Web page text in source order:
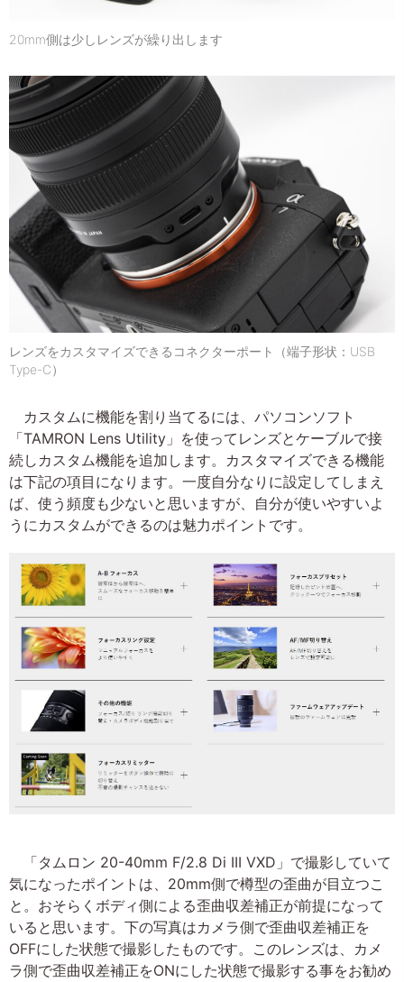
20mm側は少しレンズが繰り出します
レンズをカスタマイズできるコネクターポート（端子形状：USB
Type-C）
カスタムに機能を割り当てるには、パソコンソフト
「TAMRON Lens Utility」を使ってレンズとケーブルで接
続しカスタム機能を追加します。カスタマイズできる機能
は下記の項目になります。一度自分なりに設定してしまえ
ば、使う頻度も少ないと思いますが、自分が使いやすいよ
うにカスタムができるのは魅力ポイントです。
「タムロン 20-40mm F/2.8 Di III VXD」で撮影していて
気になったポイントは、20mm側で樽型の歪曲が目立つこ
と。おそらくボディ側による歪曲収差補正が前提になって
いると思います。下の写真はカメラ側で歪曲収差補正を
OFFにした状態で撮影したものです。このレンズは、カメ
ラ側で歪曲収差補正をONにした状態で撮影する事をお勧め